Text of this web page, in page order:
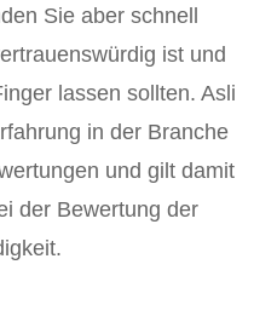
Sie aber schnell
ist und
lassen sollten. Asli
in der Branche
und gilt damit
der Bewertung der